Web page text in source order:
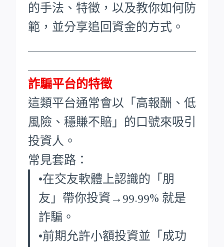
的手法、特徵，以及教你如何防
範，並分享追回資金的方式。
詐騙平台的特徵
這類平台通常會以「高報酬、低
風險、穩賺不賠」的口號來吸引
投資人。
常見套路：
•在交友軟體上認識的「朋
友」帶你投資→99.99% 就是
詐騙。
•前期允許小額投資並「成功